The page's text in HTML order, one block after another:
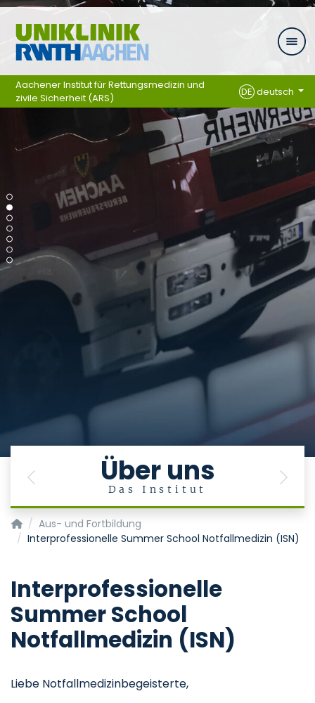
Zum Inhalt springen
Über uns
Das Institut
Previous Next
Aachener Institut für Rettungsmedizin und
zivile Sicherheit (ARS)
DEdeutsch
Aachener Institut für Rettungsmedizin und zivile Sicherheit
Aus- und Fortbildung
Interprofessionelle Summer School Notfallmedizin (ISN)
Interprofessionelle
Summer School
Notfallmedizin (ISN)
Liebe Notfallmedizinbegeisterte,